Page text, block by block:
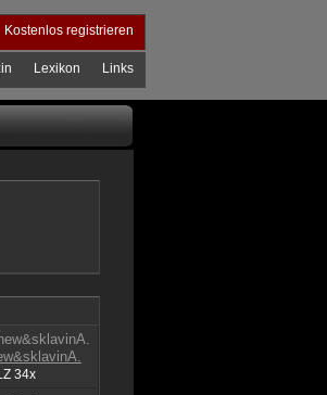
Kostenlos registrieren
Links
Lexikon
34x